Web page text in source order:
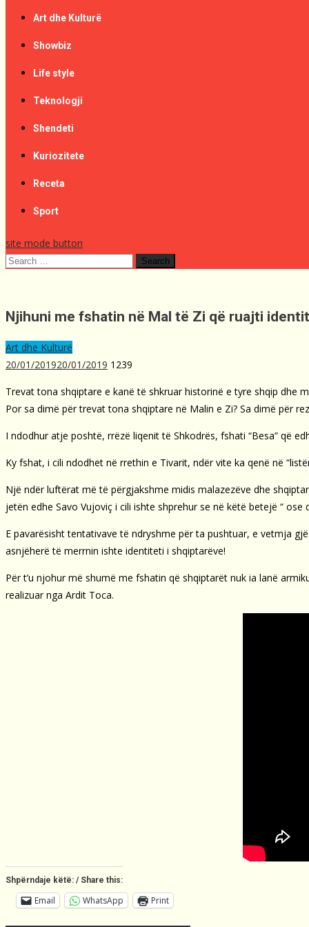
Art dhe Kulturë
Showbiz
Life style
Teknologji
Shendeti
Kuriozitete
Receta
Sport
site mode button
Search
Njihuni me fshatin në Mal të Zi që ruajti
Art dhe Kulturë
20/01/201920/01/2019 1239
Trevat tona shqiptare e kanë të shkruar historinë e tyre shqip dhe
Por sa dimë për trevat tona shqiptare në Malin e Zi? Sa dimë për
I ndodhur atje poshtë, rrëzë liqenit të Shkodrës, fshati “Besa” që
Ky fshat, i cili ndodhet në rrethin e Tivarit, ndër vite ka qenë në
Një ndër luftërat më të përgjakshme midis malazezëve dhe
jetën edhe Savo Vujoviç i cili ishte shprehur se në këtë betejë “
E pavarësisht tentativave të ndryshme për ta pushtuar, e vetmja
asnjëherë të merrnin ishte identiteti i shqiptarëve!
Për t’u njohur më shumë me fshatin që shqiptarët nuk ia lanë
realizuar nga Ardit Toca.
Shpërndaje këtë: / Share this:
Email WhatsApp Print